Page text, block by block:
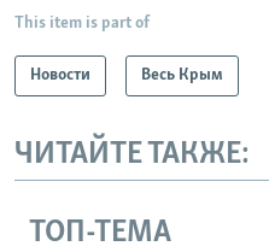
This item is part of
Новости Весь Крым
ЧИТАЙТЕ ТАКЖЕ:
ТОП-ТЕМА